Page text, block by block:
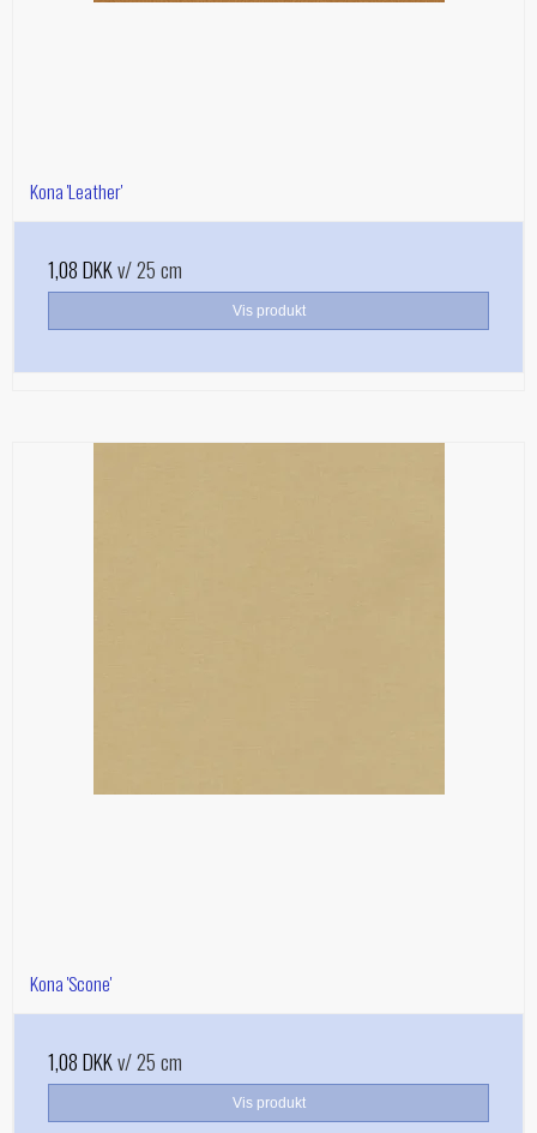
Kona 'Leather'
1,08 DKKv/ 25 cm
Vis produkt
Kona 'Scone'
1,08 DKKv/ 25 cm
Vis produkt